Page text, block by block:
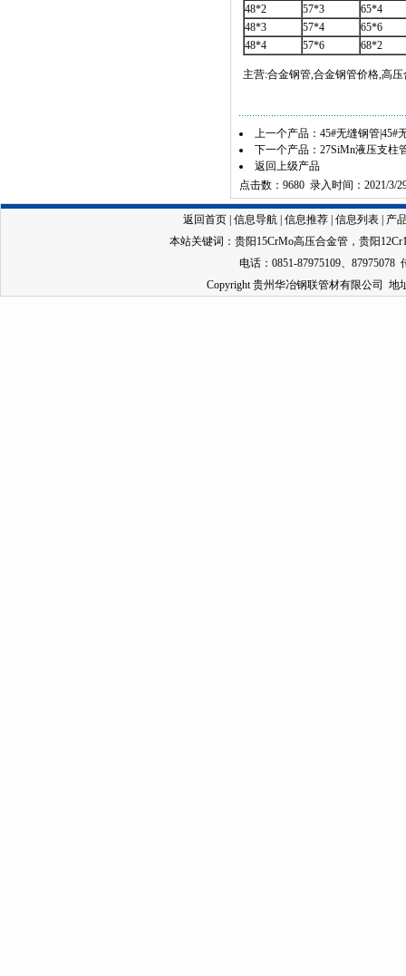
48*2
57*3
65*4
48*3
57*4
65*6
48*4
57*6 68*2
主营:合金钢管,合金钢管价格,高
上一个产品： 45#无缝钢管|45#
下一个产品： 27SiMn液压支柱
返回上级产品
点击数：9680 录入时间：2021/3/
返回首页 信息导航 信息推荐 信息列表
产
本站关键词： 贵阳15CrMo高压合金管 ， 贵阳
电话：0851-87975109、87975078
Copyright 贵州华冶钢联管材有限公司